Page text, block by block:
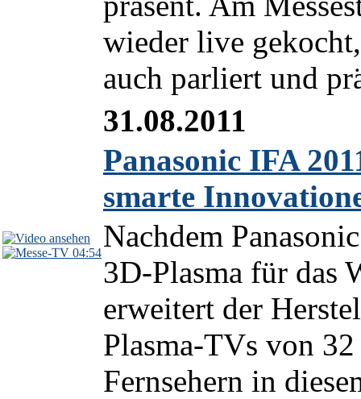
wieder live
auch parliert und
04:54
31.08.2011
Panasonic IFA
smarte
Nachdem
3D-Plasma für das
erweitert der
Plasma-TVs von
Fernsehern in